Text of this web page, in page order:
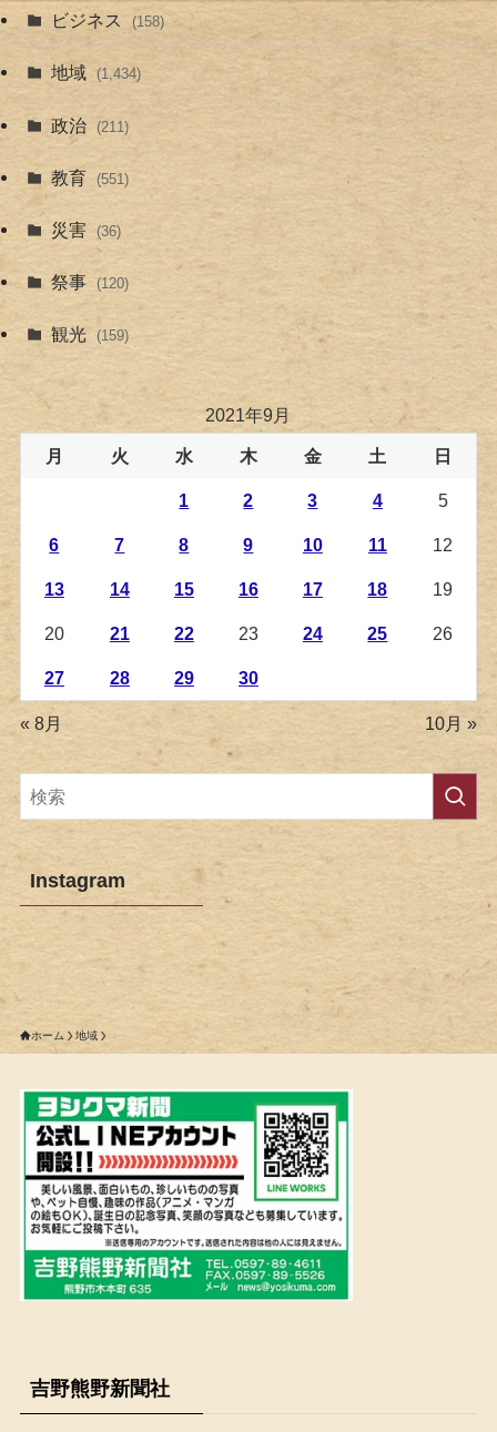
ビジネス (158)
地域 (1,434)
政治 (211)
教育 (551)
災害 (36)
祭事 (120)
観光 (159)
2021年9月
月 火 水 木 金 土 日
1 2 3 4 5
6 7 8 9 10 11 12
13 14 15 16 17 18 19
20 21 22 23 24 25 26
27 28 29 30
« 8月 10月 »
Instagram
ホーム 地域
吉野熊野新聞社